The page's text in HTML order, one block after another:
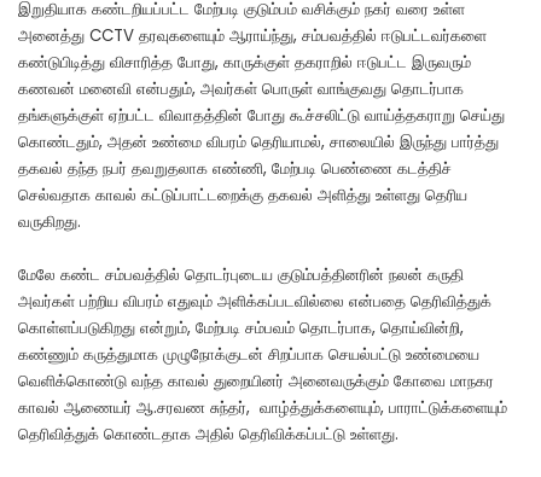
இறுதியாக கண்டறியப்பட்ட மேற்படி குடும்பம் வசிக்கும் நகர் வரை உள்ள
அனைத்து CCTV தரவுகளையும் ஆராய்ந்து, சம்பவத்தில் ஈடுபட்டவர்களை
கண்டுபிடித்து விசாரித்த போது, காருக்குள் தகராறில் ஈடுபட்ட இருவரும்
கணவன் மனைவி என்பதும், அவர்கள் பொருள் வாங்குவது தொடர்பாக
தங்களுக்குள் ஏற்பட்ட விவாதத்தின் போது கூச்சலிட்டு வாய்த்தகராறு செய்து
கொண்டதும், அதன் உண்மை விபரம் தெரியாமல், சாலையில் இருந்து பார்த்து
தகவல் தந்த நபர் தவறுதலாக எண்ணி, மேற்படி பெண்ணை கடத்திச்
செல்வதாக காவல் கட்டுப்பாட்டறைக்கு தகவல் அளித்து உள்ளது தெரிய
வருகிறது.
மேலே கண்ட சம்பவத்தில் தொடர்புடைய குடும்பத்தினரின் நலன் கருதி
அவர்கள் பற்றிய விபரம் எதுவும் அளிக்கப்படவில்லை என்பதை தெரிவித்துக்
கொள்ளப்படுகிறது என்றும், மேற்படி சம்பவம் தொடர்பாக, தொய்வின்றி,
கண்ணும் கருத்துமாக முழுநோக்குடன் சிறப்பாக செயல்பட்டு உண்மையை
வெளிக்கொண்டு வந்த காவல் துறையினர் அனைவருக்கும் கோவை மாநகர
காவல் ஆணையர் ஆ.சரவண சுந்தர், வாழ்த்துக்களையும், பாராட்டுக்களையும்
தெரிவித்துக் கொண்டதாக அதில் தெரிவிக்கப்பட்டு உள்ளது.